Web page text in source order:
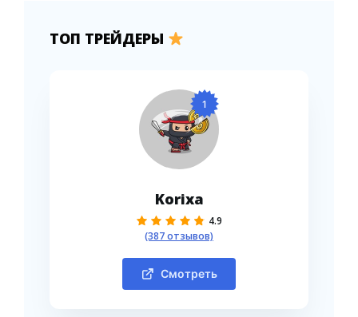
ТОП ТРЕЙДЕРЫ
1
Korixa
4.9
(387 отзывов)
Смотреть